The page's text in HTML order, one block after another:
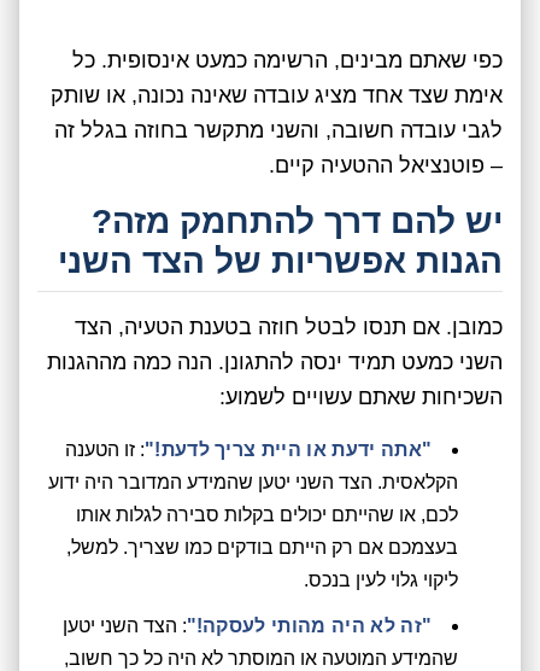
כפי שאתם מבינים, הרשימה כמעט אינסופית. כל
אימת שצד אחד מציג עובדה שאינה נכונה, או שותק
לגבי עובדה חשובה, והשני מתקשר בחוזה בגלל זה
– פוטנציאל ההטעיה קיים.
יש להם דרך להתחמק מזה?
הגנות אפשריות של הצד השני
כמובן. אם תנסו לבטל חוזה בטענת הטעיה, הצד
השני כמעט תמיד ינסה להתגונן. הנה כמה מההגנות
השכיחות שאתם עשויים לשמוע:
"אתה ידעת או היית צריך לדעת!": זו הטענה
הקלאסית. הצד השני יטען שהמידע המדובר היה ידוע
לכם, או שהייתם יכולים בקלות סבירה לגלות אותו
בעצמכם אם רק הייתם בודקים כמו שצריך. למשל,
ליקוי גלוי לעין בנכס.
"זה לא היה מהותי לעסקה!": הצד השני יטען
שהמידע המוטעה או המוסתר לא היה כל כך חשוב,